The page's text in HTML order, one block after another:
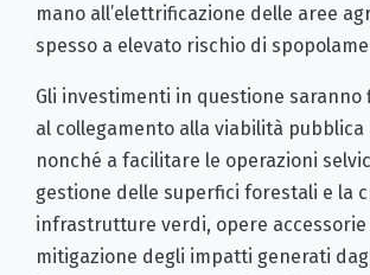
mano all’elettrificazione delle aree
spesso a elevato rischio di
Gli investimenti in questione saranno
al collegamento alla viabilità pubblica
nonché a facilitare le operazioni
gestione delle superfici forestali e la
infrastrutture verdi, opere accessorie
mitigazione degli impatti generati